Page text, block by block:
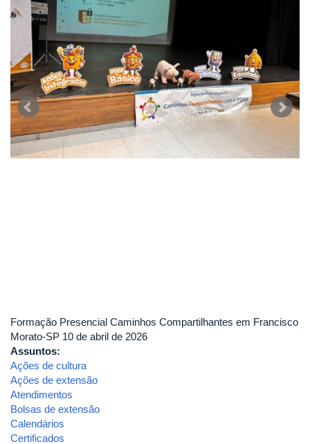
Formação Presencial Caminhos Compartilhantes em Francisco
Morato-SP 10 de abril de 2026
Assuntos:
Ações de cultura
Ações de extensão
Atendimentos
Bolsas de extensão
Calendários
Certificados